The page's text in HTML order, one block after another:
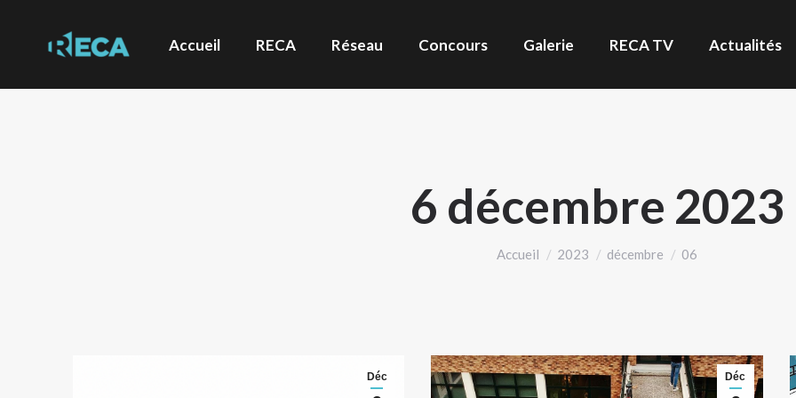
Accueil RECA Réseau Concours Galerie RECA TV Actualités
6 décembre 2023
Vous êtes ici :
Accueil 2023 décembre 06
Déc Déc